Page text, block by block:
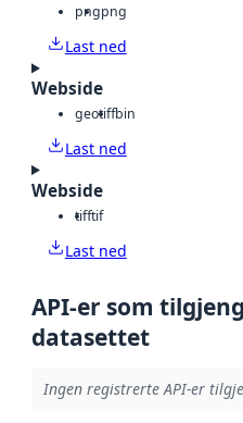
pngpng
Last ned
Webside
geotiffbin
Last ned
Webside
tifftif
Last ned
API-er som
datasettet
Ingen registrerte API-er